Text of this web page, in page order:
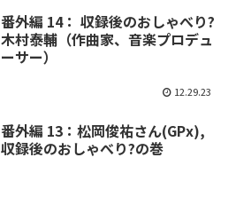
番外編 14： 収録後のおしゃべり?
木村泰輔（作曲家、音楽プロデュ
ーサー）
12.29.23
番外編 13：松岡俊祐さん(GPx),
収録後のおしゃべり?の巻